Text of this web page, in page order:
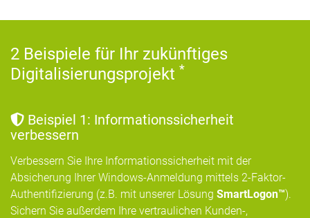
2 Beispiele für Ihr zukünftiges
Digitalisierungsprojekt *
Beispiel 1: Informationssicherheit
verbessern
Verbessern Sie Ihre Informationssicherheit mit der
Absicherung Ihrer Windows-Anmeldung mittels 2-Faktor-
Authentifizierung (z.B. mit unserer Lösung SmartLogon™).
Sichern Sie außerdem Ihre vertraulichen Kunden-,